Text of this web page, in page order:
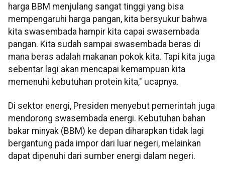
harga BBM menjulang sangat tinggi yang bisa
mempengaruhi harga pangan, kita bersyukur bahwa
kita swasembada hampir kita capai swasembada
pangan. Kita sudah sampai swasembada beras di
mana beras adalah makanan pokok kita. Tapi kita juga
sebentar lagi akan mencapai kemampuan kita
memenuhi kebutuhan protein kita," ucapnya.
Di sektor energi, Presiden menyebut pemerintah juga
mendorong swasembada energi. Kebutuhan bahan
bakar minyak (BBM) ke depan diharapkan tidak lagi
bergantung pada impor dari luar negeri, melainkan
dapat dipenuhi dari sumber energi dalam negeri.